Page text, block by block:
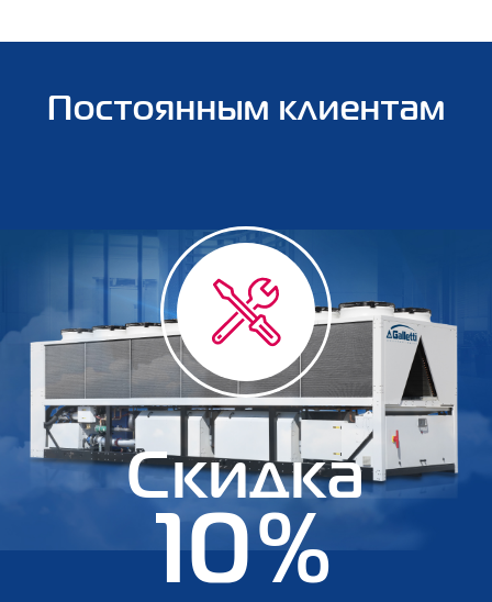
Постоянным клиентам
Скидка
10%